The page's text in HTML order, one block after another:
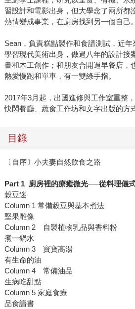
習設計和電影出身，但大學念了兩所都
熱情變成事業，在廚房找到另一個自己。
Sean，負責糕點製作和食譜測試，近年
學習現代美術出身，做過八年的設計接
畫和木工創作；和朋友合開過早餐店，
熱愛慢跑和單車，有一雙綠手指。
2017年3月起，出國進修與工作室重整
快閃餐廳、蔬食工作坊和文字出版的方
目錄
〔自序〕小夫妻自然飲食之路
Part 1 廚房裡的療癒微光──從料理儀
穀豆迷
Column 1 常備榖豆與基本煮法
堅果雕像
Column 2 自製植物乳品與香料粉
煮一鍋水
Column 3 寶寶高湯
有生命的油
Column 4 常備油品
生病吃甜點
Column 5 家庭食療
品食譜書